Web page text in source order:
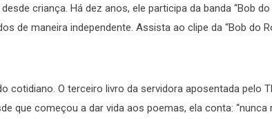
criança. Há dez anos, ele participa da banda “Bob
de maneira independente. Assista ao clipe da “Bob do
cotidiano. O terceiro livro da servidora aposentada pelo
que começou a dar vida aos poemas, ela conta: